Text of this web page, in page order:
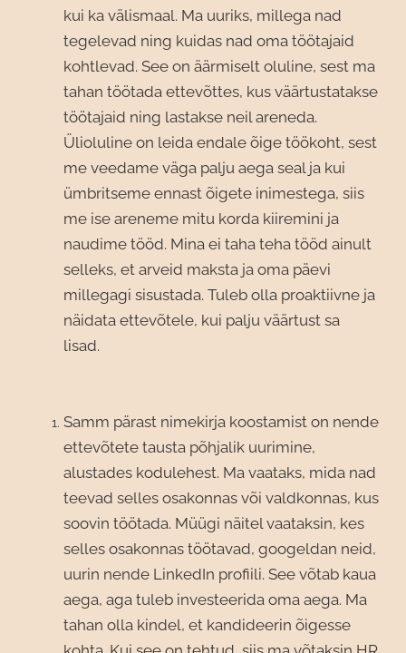
kui ka välismaal. Ma uuriks, millega nad
tegelevad ning kuidas nad oma töötajaid
kohtlevad. See on äärmiselt oluline, sest ma
tahan töötada ettevõttes, kus väärtustatakse
töötajaid ning lastakse neil areneda.
Ülioluline on leida endale õige töökoht, sest
me veedame väga palju aega seal ja kui
ümbritseme ennast õigete inimestega, siis
me ise areneme mitu korda kiiremini ja
naudime tööd. Mina ei taha teha tööd ainult
selleks, et arveid maksta ja oma päevi
millegagi sisustada. Tuleb olla proaktiivne ja
näidata ettevõtele, kui palju väärtust sa
lisad.
Samm pärast nimekirja koostamist on nende
ettevõtete tausta põhjalik uurimine,
alustades kodulehest. Ma vaataks, mida nad
teevad selles osakonnas või valdkonnas, kus
soovin töötada. Müügi näitel vaataksin, kes
selles osakonnas töötavad, googeldan neid,
uurin nende LinkedIn profiili. See võtab kaua
aega, aga tuleb investeerida oma aega. Ma
tahan olla kindel, et kandideerin õigesse